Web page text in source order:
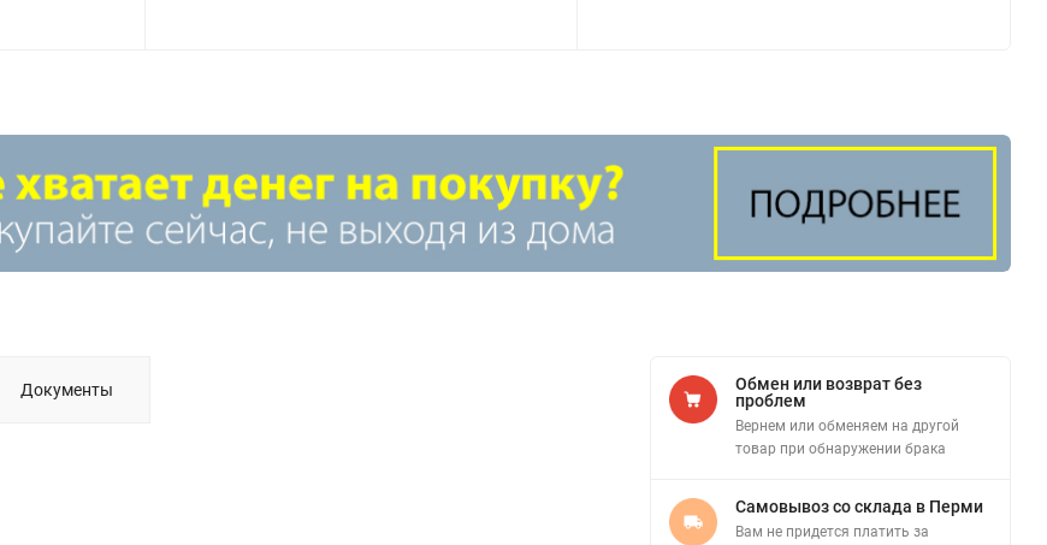
Документы
Обмен или возврат без
проблем
Вернем или обменяем на другой
товар при обнаружении брака
Самовывоз со склада в Перми
Вам не придется платить за